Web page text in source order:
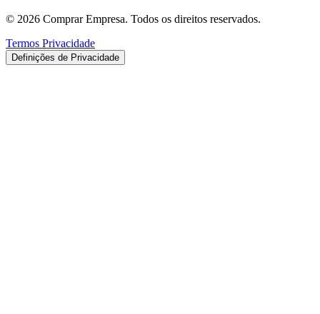
© 2026 Comprar Empresa. Todos os direitos reservados.
Termos Privacidade
Definições de Privacidade